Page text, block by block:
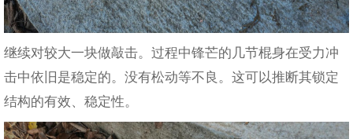
继续对较大一块做敲击。过程中锋芒的几节棍身在受力冲
击中依旧是稳定的。没有松动等不良。这可以推断其锁定
结构的有效、稳定性。